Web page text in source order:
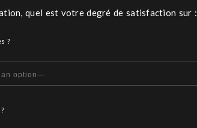
quel est votre degré de satisfaction sur :
?